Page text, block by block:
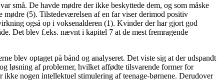
små. De havde mødre der ikke beskyttede dem, og som måske
mødre (5). Tilstedeværelsen af en far viser derimod positiv
også op i voksenalderen (1). Kvinder der har gjort god
Det blev f.eks. nævnt i kapitel 7 at de mest fremragende
blev optaget på bånd og analyseret. Det viste sig at der udspandt
løsning af problemer, hvilket affødte tilsvarende former for
nogen intellektuel stimulering af teenage-børnene. Derudover